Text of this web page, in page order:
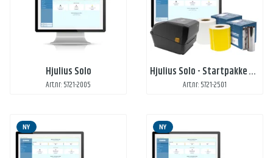
Hjulius Solo
Art.nr: 5721-2005
Hjulius Solo - Startpakke plus
Art.nr: 5721-2501
NY NY